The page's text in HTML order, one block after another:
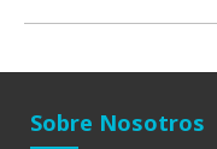
Sobre Nosotros